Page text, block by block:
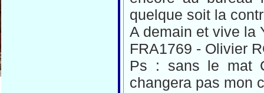
quelque soit la
A demain et vive la
FRA1769 - Olivier
Ps : sans le mat
changera pas mon